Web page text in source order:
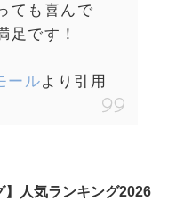
ても喜んで
足です！
ールより引用